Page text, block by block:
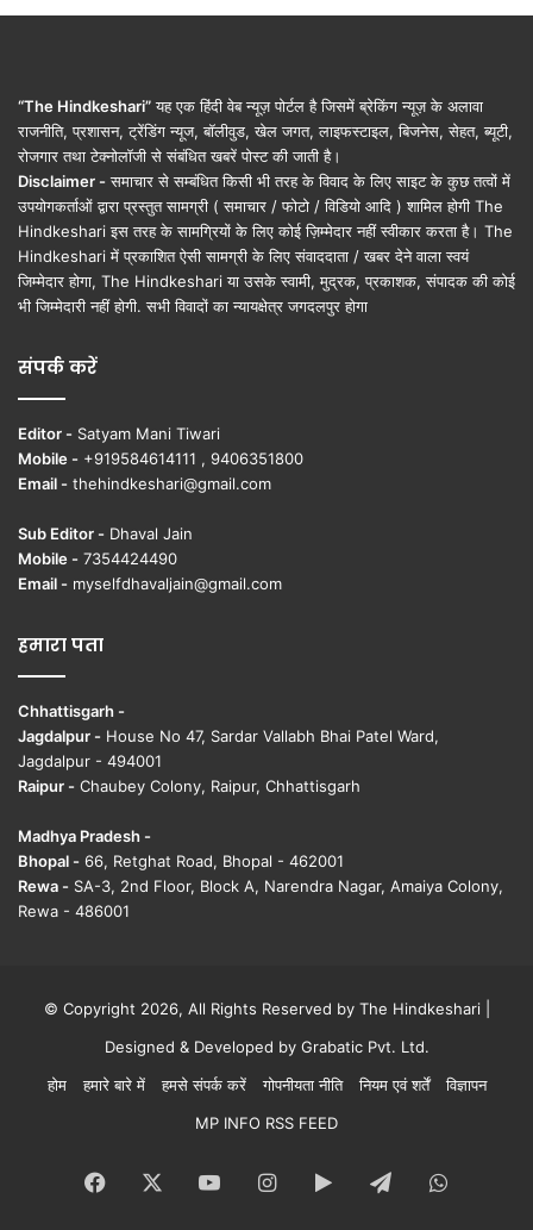
“The Hindkeshari”यह एक हिंदी वेब न्यूज़ पोर्टल है जिसमें ब्रेकिंग न्यूज़ के अलावा
राजनीति, प्रशासन, ट्रेंडिंग न्यूज, बॉलीवुड, खेल जगत, लाइफस्टाइल, बिजनेस, सेहत, ब्यूटी,
रोजगार तथा टेक्नोलॉजी से संबंधित खबरें पोस्ट की जाती है।
Disclaimer - समाचार से सम्बंधित किसी भी तरह के विवाद के लिए साइट के कुछ तत्वों में
उपयोगकर्ताओं द्वारा प्रस्तुत सामग्री ( समाचार / फोटो / विडियो आदि ) शामिल होगी The
Hindkeshari इस तरह के सामग्रियों के लिए कोई ज़िम्मेदार नहीं स्वीकार करता है। The
Hindkeshari में प्रकाशित ऐसी सामग्री के लिए संवाददाता / खबर देने वाला स्वयं
जिम्मेदार होगा, The Hindkeshari या उसके स्वामी, मुद्रक, प्रकाशक, संपादक की कोई
भी जिम्मेदारी नहीं होगी. सभी विवादों का न्यायक्षेत्र जगदलपुर होगा
संपर्क करें
Editor - Satyam Mani Tiwari
Mobile - +919584614111 , 9406351800
Email - thehindkeshari@gmail.com
Sub Editor - Dhaval Jain
Mobile - 7354424490
Email - myselfdhavaljain@gmail.com
हमारा पता
Chhattisgarh -
Jagdalpur - House No 47, Sardar Vallabh Bhai Patel Ward,
Jagdalpur - 494001
Raipur - Chaubey Colony, Raipur, Chhattisgarh
Madhya Pradesh -
Bhopal - 66, Retghat Road, Bhopal - 462001
Rewa - SA-3, 2nd Floor, Block A, Narendra Nagar, Amaiya Colony,
Rewa - 486001
© Copyright 2026, All Rights Reserved by The Hindkeshari |
Designed & Developed by Grabatic Pvt. Ltd.
होम
हमारे बारे में हमसे संपर्क करें गोपनीयता नीति नियम एवं शर्तें
विज्ञापन
MP INFO RSS FEED
Facebook YouTubeInstagram
Google Telegram